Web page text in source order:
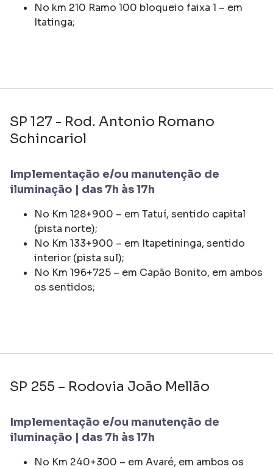
No km 210 Ramo 100 bloqueio faixa 1 – em
Itatinga;
SP 127 - Rod. Antonio Romano
Schincariol
Implementação e/ou manutenção de
iluminação | das 7h às 17h
No Km 128+900 – em Tatuí, sentido capital
(pista norte);
No Km 133+900 – em Itapetininga, sentido
interior (pista sul);
No Km 196+725 – em Capão Bonito, em ambos
os sentidos;
SP 255 – Rodovia João Mellão
Implementação e/ou manutenção de
iluminação | das 7h às 17h
No Km 240+300 – em Avaré, em ambos os